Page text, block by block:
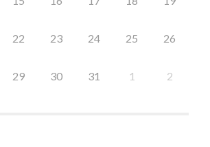
22 23 24 25 26
29 30 31 1 2